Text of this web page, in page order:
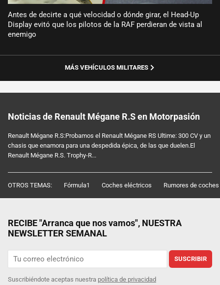
Antes de decirte a qué velocidad o dónde girar, el Head-Up
Display evitó que los pilotos de la RAF perdieran de vista al
enemigo
MÁS VEHÍCULOS MILITARES
Noticias de Renault Mégane R.S en Motorpasión
Renault Mégane R.S:Probamos el Renault Mégane RS Ultime: 300 CV y un
chasis que enamora para una despedida épica, de las que duelen.El
Renault Mégane R.S. Trophy-R...
OTROS TEMAS: Fórmula1 Coches eléctricos Rumores de coches
RECIBE "Arranca que nos vamos", NUESTRA
NEWSLETTER SEMANAL
SUSCRIBIR
Suscribiéndote aceptas nuestra política de privacidad